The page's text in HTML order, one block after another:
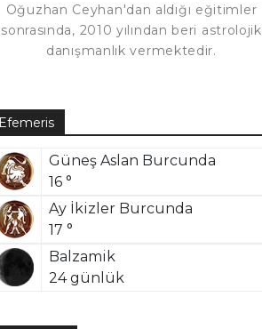
Oğuzhan Ceyhan'dan aldığı eğitimler
sonrasında, 2010 yılından beri astrolojik
danışmanlık vermektedir.
Efemeris
Güneş Aslan Burcunda
16 °
Ay İkizler Burcunda
17 °
Balzamik
24 günlük